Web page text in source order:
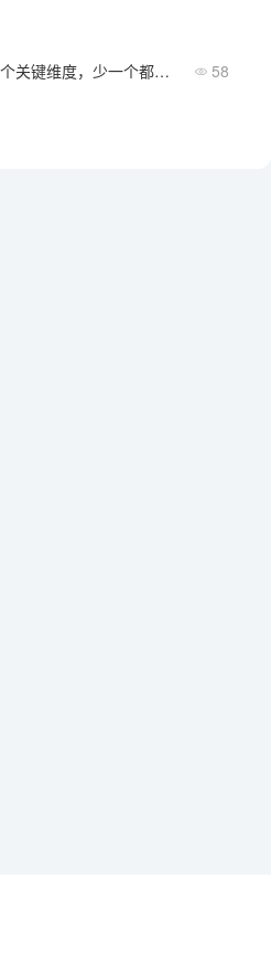
IM：评估的5个关键维度，少一个都不行 58